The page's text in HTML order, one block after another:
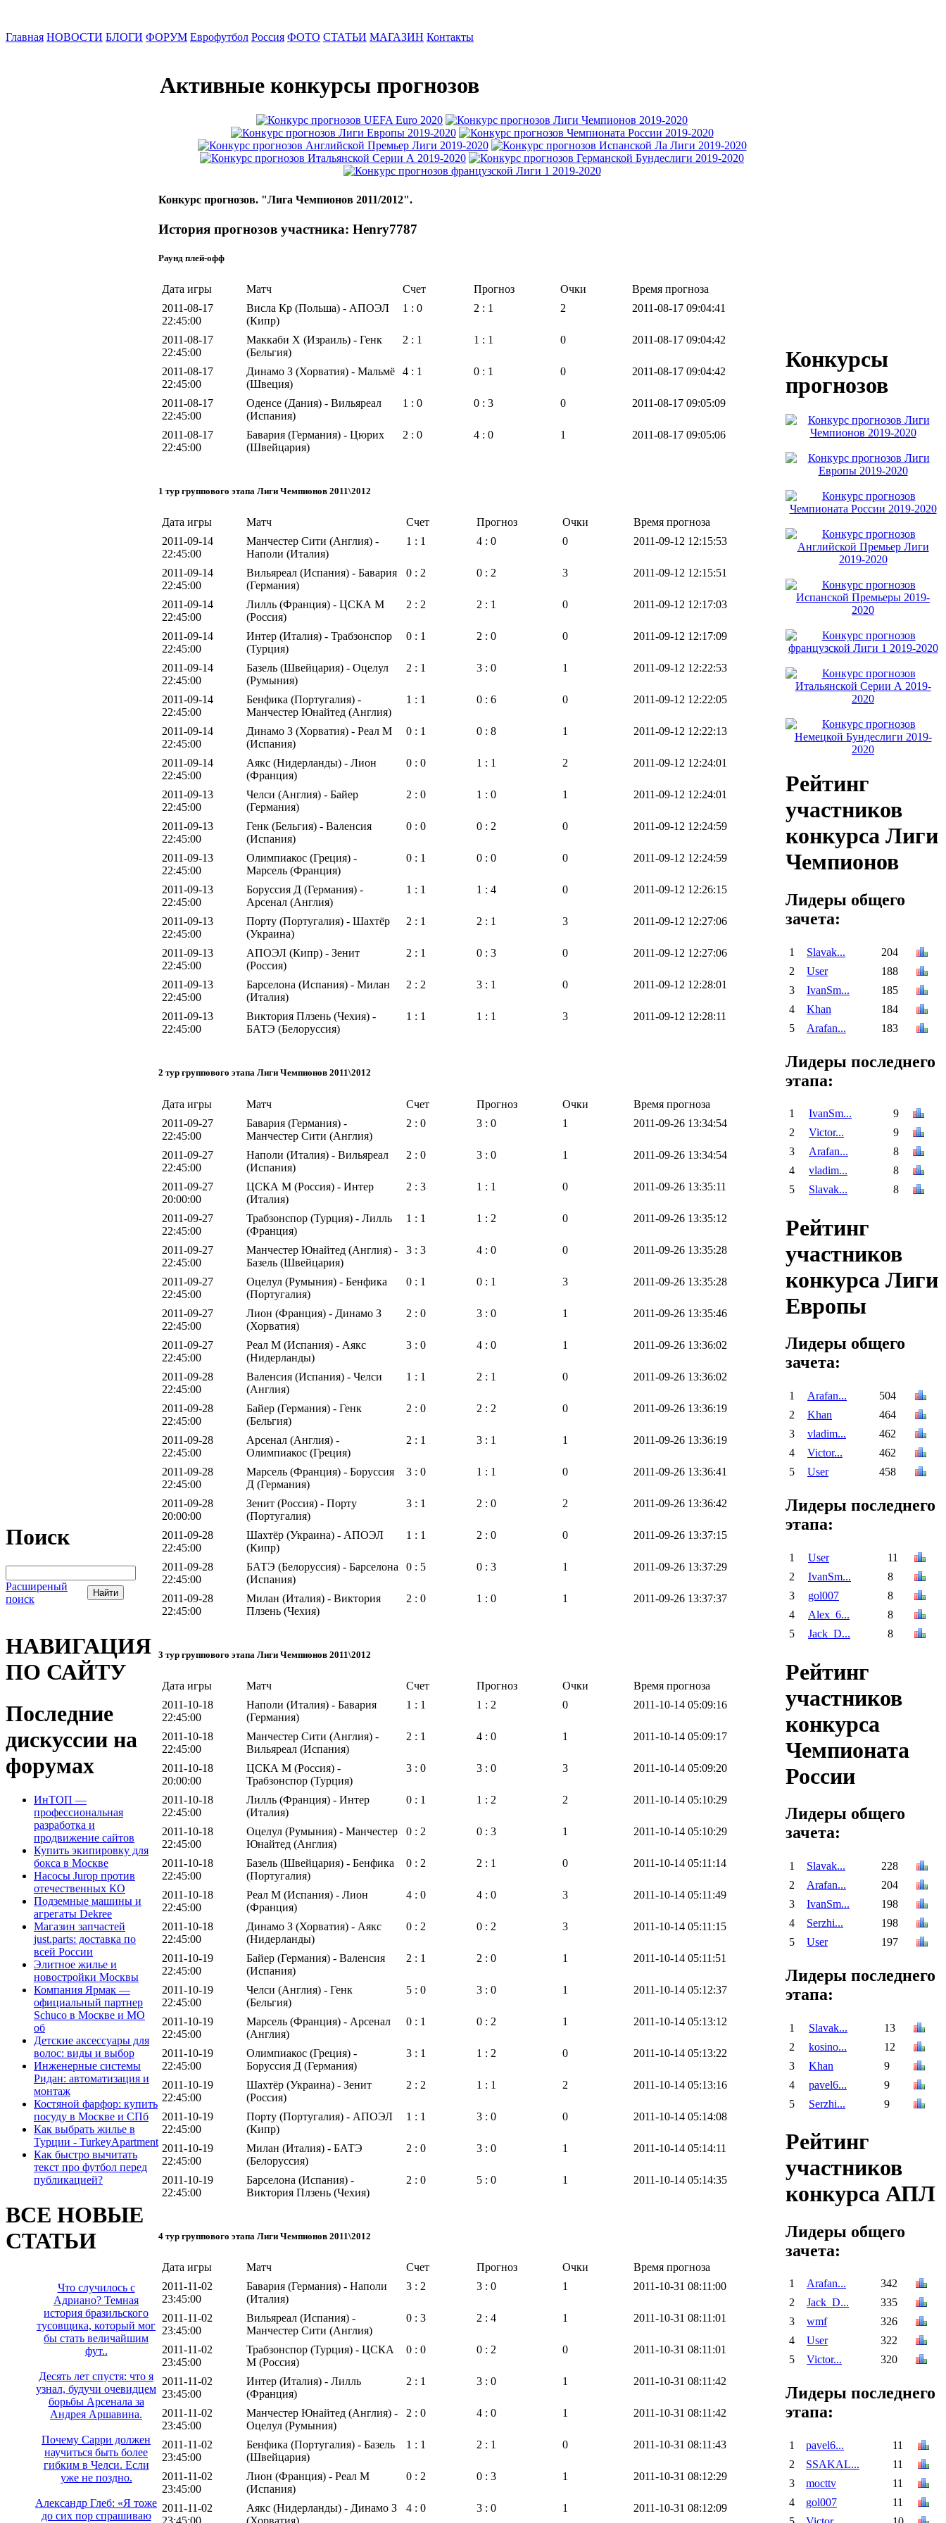
Главная НОВОСТИ БЛОГИ ФОРУМ Еврофутбол Россия ФОТО СТАТЬИ МАГАЗИН Контакты
Поиск
Расширеный
поиск
НАВИГАЦИЯ
ПО САЙТУ
Последние
дискуссии на
форумах
ИнТОП —
профессиональная
разработка и
продвижение сайтов
Купить экипировку для
бокса в Москве
Насосы Jurop против
отечественных КО
Подземные машины и
агрегаты Dekree
Магазин запчастей
just.parts: доставка по
всей России
Элитное жилье и
новостройки Москвы
Компания Ярмак —
официальный партнер
Schuco в Москве и МО
об
Детские аксессуары для
волос: виды и выбор
Инженерные системы
Ридан: автоматизация и
монтаж
Костяной фарфор: купить
посуду в Москве и СПб
Как выбрать жилье в
Турции - TurkeyApartment
Как быстро вычитать
текст про футбол перед
публикацией?
ВСЕ НОВЫЕ
СТАТЬИ
Что случилось с
Адриано? Темная
история бразильского
тусовщика, который мог
бы стать величайшим
фут..
Десять лет спустя: что я
узнал, будучи очевидцем
борьбы Арсенала за
Андрея Аршавина.
Почему Сарри должен
научиться быть более
гибким в Челси. Если
уже не поздно.
Александр Глеб: «Я тоже
до сих пор спрашиваю
Активные конкурсы прогнозов
Конкурс прогнозов. "Лига Чемпионов 2011/2012".
История прогнозов участника: Henry7787
Раунд плей-офф
Дата игры Матч Счет Прогноз Очки
Время прогноза
2011-08-17
22:45:00
Висла Кр (Польша) - АПОЭЛ
(Кипр)
1 : 0 2 : 1 2 2011-08-17 09:04:41
2011-08-17
22:45:00
Маккаби Х (Израиль) - Генк
(Бельгия)
2 : 1 1 : 1 0 2011-08-17 09:04:42
2011-08-17
22:45:00
Динамо З (Хорватия) - Мальмё
(Швеция)
4 : 1 0 : 1 0 2011-08-17 09:04:42
2011-08-17
22:45:00
Оденсе (Дания) - Вильяреал
(Испания)
1 : 0 0 : 3 0 2011-08-17 09:05:09
2011-08-17
22:45:00
Бавария (Германия) - Цюрих
(Швейцария)
2 : 0 4 : 0 1 2011-08-17 09:05:06
1 тур группового этапа Лиги Чемпионов 2011\2012
Дата игры Матч Счет Прогноз Очки
Время прогноза
2011-09-14
22:45:00
Манчестер Сити (Англия) -
Наполи (Италия)
1 : 1 4 : 0 0 2011-09-12 12:15:53
2011-09-14
22:45:00
Вильяреал (Испания) - Бавария
(Германия)
0 : 2 0 : 2 3 2011-09-12 12:15:51
2011-09-14
22:45:00
Лилль (Франция) - ЦСКА М
(Россия)
2 : 2 2 : 1 0 2011-09-12 12:17:03
2011-09-14
22:45:00
Интер (Италия) - Трабзонспор
(Турция)
0 : 1 2 : 0 0 2011-09-12 12:17:09
2011-09-14
22:45:00
Базель (Швейцария) - Оцелул
(Румыния)
2 : 1 3 : 0 1 2011-09-12 12:22:53
2011-09-14
22:45:00
Бенфика (Португалия) -
Манчестер Юнайтед (Англия)
1 : 1 0 : 6 0 2011-09-12 12:22:05
2011-09-14
22:45:00
Динамо З (Хорватия) - Реал М
(Испания)
0 : 1 0 : 8 1 2011-09-12 12:22:13
2011-09-14
22:45:00
Аякс (Нидерланды) - Лион
(Франция)
0 : 0 1 : 1 2 2011-09-12 12:24:01
2011-09-13
22:45:00
Челси (Англия) - Байер
(Германия)
2 : 0 1 : 0 1 2011-09-12 12:24:01
2011-09-13
22:45:00
Генк (Бельгия) - Валенсия
(Испания)
0 : 0 0 : 2 0 2011-09-12 12:24:59
2011-09-13
22:45:00
Олимпиакос (Греция) -
Марсель (Франция)
0 : 1 0 : 0 0 2011-09-12 12:24:59
2011-09-13
22:45:00
Боруссия Д (Германия) -
Арсенал (Англия)
1 : 1 1 : 4 0 2011-09-12 12:26:15
2011-09-13
22:45:00
Порту (Португалия) - Шахтёр
(Украина)
2 : 1 2 : 1 3 2011-09-12 12:27:06
2011-09-13
22:45:00
АПОЭЛ (Кипр) - Зенит
(Россия)
2 : 1 0 : 3 0 2011-09-12 12:27:06
2011-09-13
22:45:00
Барселона (Испания) - Милан
(Италия)
2 : 2 3 : 1 0 2011-09-12 12:28:01
2011-09-13
22:45:00
Виктория Плзень (Чехия) -
БАТЭ (Белоруссия)
1 : 1 1 : 1 3 2011-09-12 12:28:11
2 тур группового этапа Лиги Чемпионов 2011\2012
Дата игры Матч Счет Прогноз Очки
Время прогноза
2011-09-27
22:45:00
Бавария (Германия) -
Манчестер Сити (Англия)
2 : 0 3 : 0 1 2011-09-26 13:34:54
2011-09-27
22:45:00
Наполи (Италия) - Вильяреал
(Испания)
2 : 0 3 : 0 1 2011-09-26 13:34:54
2011-09-27
20:00:00
ЦСКА М (Россия) - Интер
(Италия)
2 : 3 1 : 1 0 2011-09-26 13:35:11
2011-09-27
22:45:00
Трабзонспор (Турция) - Лилль
(Франция)
1 : 1 1 : 2 0 2011-09-26 13:35:12
2011-09-27
22:45:00
Манчестер Юнайтед (Англия) -
Базель (Швейцария)
3 : 3 4 : 0 0 2011-09-26 13:35:28
2011-09-27
22:45:00
Оцелул (Румыния) - Бенфика
(Португалия)
0 : 1 0 : 1 3 2011-09-26 13:35:28
2011-09-27
22:45:00
Лион (Франция) - Динамо З
(Хорватия)
2 : 0 3 : 0 1 2011-09-26 13:35:46
2011-09-27
22:45:00
Реал М (Испания) - Аякс
(Нидерланды)
3 : 0 4 : 0 1 2011-09-26 13:36:02
2011-09-28
22:45:00
Валенсия (Испания) - Челси
(Англия)
1 : 1 2 : 1 0 2011-09-26 13:36:02
2011-09-28
22:45:00
Байер (Германия) - Генк
(Бельгия)
2 : 0 2 : 2 0 2011-09-26 13:36:19
2011-09-28
22:45:00
Арсенал (Англия) -
Олимпиакос (Греция)
2 : 1 3 : 1 1 2011-09-26 13:36:19
2011-09-28
22:45:00
Марсель (Франция) - Боруссия
Д (Германия)
3 : 0 1 : 1 0 2011-09-26 13:36:41
2011-09-28
20:00:00
Зенит (Россия) - Порту
(Португалия)
3 : 1 2 : 0 2 2011-09-26 13:36:42
2011-09-28
22:45:00
Шахтёр (Украина) - АПОЭЛ
(Кипр)
1 : 1 2 : 0 0 2011-09-26 13:37:15
2011-09-28
22:45:00
БАТЭ (Белоруссия) - Барселона
(Испания)
0 : 5 0 : 3 1 2011-09-26 13:37:29
2011-09-28
22:45:00
Милан (Италия) - Виктория
Плзень (Чехия)
2 : 0 1 : 0 1 2011-09-26 13:37:37
3 тур группового этапа Лиги Чемпионов 2011\2012
Дата игры Матч Счет Прогноз Очки
Время прогноза
2011-10-18
22:45:00
Наполи (Италия) - Бавария
(Германия)
1 : 1 1 : 2 0 2011-10-14 05:09:16
2011-10-18
22:45:00
Манчестер Сити (Англия) -
Вильяреал (Испания)
2 : 1 4 : 0 1 2011-10-14 05:09:17
2011-10-18
20:00:00
ЦСКА М (Россия) -
Трабзонспор (Турция)
3 : 0 3 : 0 3 2011-10-14 05:09:20
2011-10-18
22:45:00
Лилль (Франция) - Интер
(Италия)
0 : 1 1 : 2 2 2011-10-14 05:10:29
2011-10-18
22:45:00
Оцелул (Румыния) - Манчестер
Юнайтед (Англия)
0 : 2 0 : 3 1 2011-10-14 05:10:29
2011-10-18
22:45:00
Базель (Швейцария) - Бенфика
(Португалия)
0 : 2 2 : 1 0 2011-10-14 05:11:14
2011-10-18
22:45:00
Реал М (Испания) - Лион
(Франция)
4 : 0 4 : 0 3 2011-10-14 05:11:49
2011-10-18
22:45:00
Динамо З (Хорватия) - Аякс
(Нидерланды)
0 : 2 0 : 2 3 2011-10-14 05:11:15
2011-10-19
22:45:00
Байер (Германия) - Валенсия
(Испания)
2 : 1 2 : 0 1 2011-10-14 05:11:51
2011-10-19
22:45:00
Челси (Англия) - Генк
(Бельгия)
5 : 0 3 : 0 1 2011-10-14 05:12:37
2011-10-19
22:45:00
Марсель (Франция) - Арсенал
(Англия)
0 : 1 0 : 2 1 2011-10-14 05:13:12
2011-10-19
22:45:00
Олимпиакос (Греция) -
Боруссия Д (Германия)
3 : 1 1 : 2 0 2011-10-14 05:13:22
2011-10-19
22:45:00
Шахтёр (Украина) - Зенит
(Россия)
2 : 2 1 : 1 2 2011-10-14 05:13:16
2011-10-19
22:45:00
Порту (Португалия) - АПОЭЛ
(Кипр)
1 : 1 3 : 0 0 2011-10-14 05:14:08
2011-10-19
22:45:00
Милан (Италия) - БАТЭ
(Белоруссия)
2 : 0 3 : 0 1 2011-10-14 05:14:11
2011-10-19
22:45:00
Барселона (Испания) -
Виктория Плзень (Чехия)
2 : 0 5 : 0 1 2011-10-14 05:14:35
4 тур группового этапа Лиги Чемпионов 2011\2012
Дата игры Матч Счет Прогноз Очки
Время прогноза
2011-11-02
23:45:00
Бавария (Германия) - Наполи
(Италия)
3 : 2 3 : 0 1 2011-10-31 08:11:00
2011-11-02
23:45:00
Вильяреал (Испания) -
Манчестер Сити (Англия)
0 : 3 2 : 4 1 2011-10-31 08:11:01
2011-11-02
23:45:00
Трабзонспор (Турция) - ЦСКА
М (Россия)
0 : 0 0 : 2 0 2011-10-31 08:11:01
2011-11-02
23:45:00
Интер (Италия) - Лилль
(Франция)
2 : 1 3 : 0 1 2011-10-31 08:11:42
2011-11-02
23:45:00
Манчестер Юнайтед (Англия) -
Оцелул (Румыния)
2 : 0 4 : 0 1 2011-10-31 08:11:42
2011-11-02
23:45:00
Бенфика (Португалия) - Базель
(Швейцария)
1 : 1 2 : 1 0 2011-10-31 08:11:43
2011-11-02
23:45:00
Лион (Франция) - Реал М
(Испания)
0 : 2 0 : 3 1 2011-10-31 08:12:29
2011-11-02
Аякс (Нидерланды) - Динамо З
4 : 0 3 : 0 1 2011-10-31 08:12:09
Конкурсы
прогнозов
Рейтинг
участников
конкурса Лиги
Чемпионов
Лидеры общего
зачета:
1 Slavak...
204
2
User
188
3
IvanSm...
185
4
Khan
184
5
Arafan... 183
Лидеры последнего
этапа:
1 IvanSm...
9
2
Victor...
9
3
Arafan...
8
4
vladim...
8
5
Slavak... 8
Рейтинг
участников
конкурса Лиги
Европы
Лидеры общего
зачета:
1 Arafan...
504
2
Khan
464
3
vladim...
462
4
Victor...
462
5
User 458
Лидеры последнего
этапа:
1 User
11
2
IvanSm...
8
3
gol007
8
4
Alex_6...
8
5
Jack_D... 8
Рейтинг
участников
конкурса
Чемпионата
России
Лидеры общего
зачета:
1 Slavak...
228
2
Arafan...
204
3
IvanSm...
198
4
Serzhi...
198
5
User 197
Лидеры последнего
этапа:
1 Slavak...
13
2
kosino...
12
3
Khan
9
4
pavel6...
9
5
Serzhi... 9
Рейтинг
участников
конкурса АПЛ
Лидеры общего
зачета:
1 Arafan...
342
2
Jack_D...
335
3
wmf
326
4
User
322
5
Victor... 320
Лидеры последнего
этапа:
1 pavel6...
11
2
SSAKAL...
11
3
mocttv
11
4
gol007
11